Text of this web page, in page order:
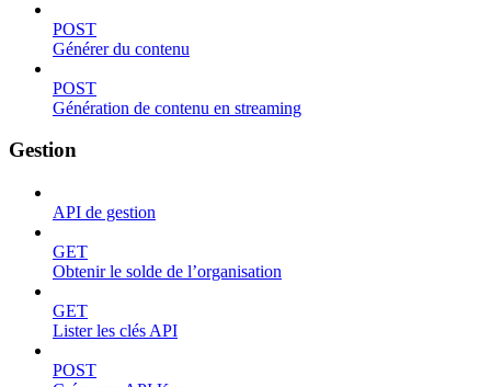
POST
Générer du contenu
POST
Génération de contenu en streaming
Gestion
API de gestion
GET
Obtenir le solde de l’organisation
GET
Lister les clés API
POST